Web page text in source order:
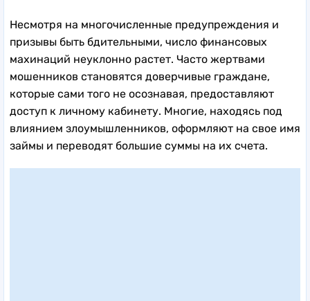
Несмотря на многочисленные предупреждения и
призывы быть бдительными, число финансовых
махинаций неуклонно растет. Часто жертвами
мошенников становятся доверчивые граждане,
которые сами того не осознавая, предоставляют
доступ к личному кабинету. Многие, находясь под
влиянием злоумышленников, оформляют на свое имя
займы и переводят большие суммы на их счета.